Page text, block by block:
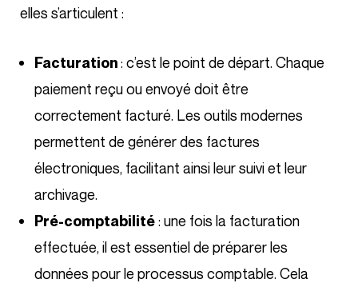
elles s’articulent :
Facturation: c’est le point de départ. Chaque
paiement reçu ou envoyé doit être
correctement facturé. Les outils modernes
permettent de générer des factures
électroniques, facilitant ainsi leur suivi et leur
archivage.
Pré-comptabilité: une fois la facturation
effectuée, il est essentiel de préparer les
données pour le processus comptable. Cela